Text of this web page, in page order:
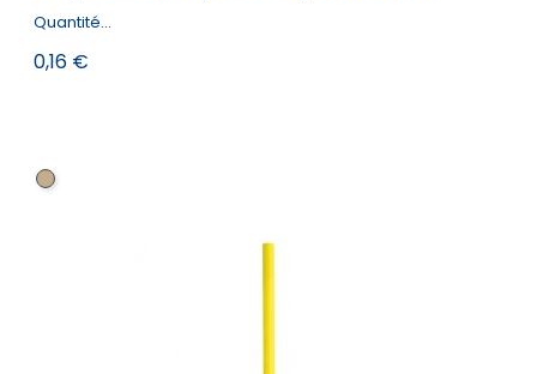
Quantité...
Prix
0,16 €
Naturel